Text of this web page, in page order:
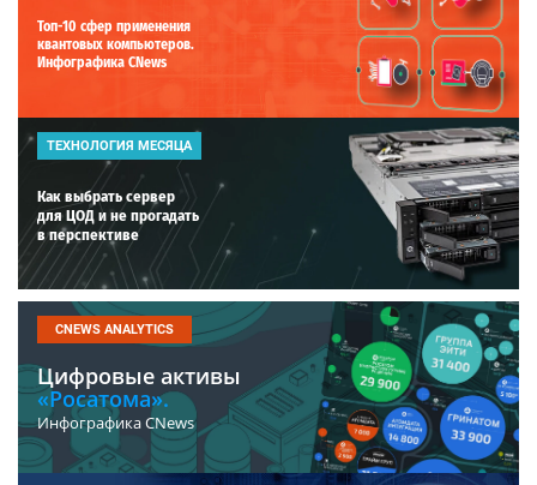
Топ-10 сфер применения
квантовых компьютеров.
Инфографика CNews
ТЕХНОЛОГИЯ МЕСЯЦА
Как выбрать сервер
для ЦОД и не прогадать
в перспективе
CNEWS ANALYTICS
Цифровые активы
«Росатома».
Инфографика CNews